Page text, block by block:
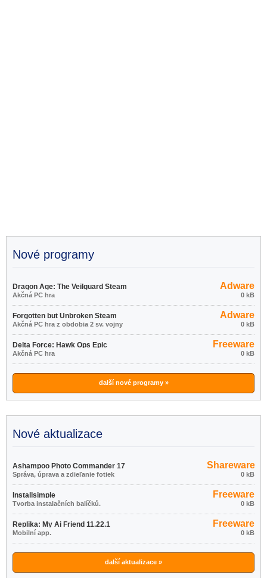
Nové programy
Dragon Age: The Veilguard Steam
Akčná PC hra
Adware
0 kB
Forgotten but Unbroken Steam
Akčná PC hra z obdobia 2 sv. vojny
Adware
0 kB
Delta Force: Hawk Ops Epic
Games Store
Akčná PC hra
Freeware
0 kB
další nové programy »
Nové aktualizace
Ashampoo Photo Commander 17
18.0.2
Správa, úprava a zdieľanie fotiek
Shareware
0 kB
Installsimple
Tvorba instalačních balíčků.
Freeware
0 kB
Replika: My Ai Friend 11.22.1
Mobilní app.
Freeware
0 kB
další aktualizace »